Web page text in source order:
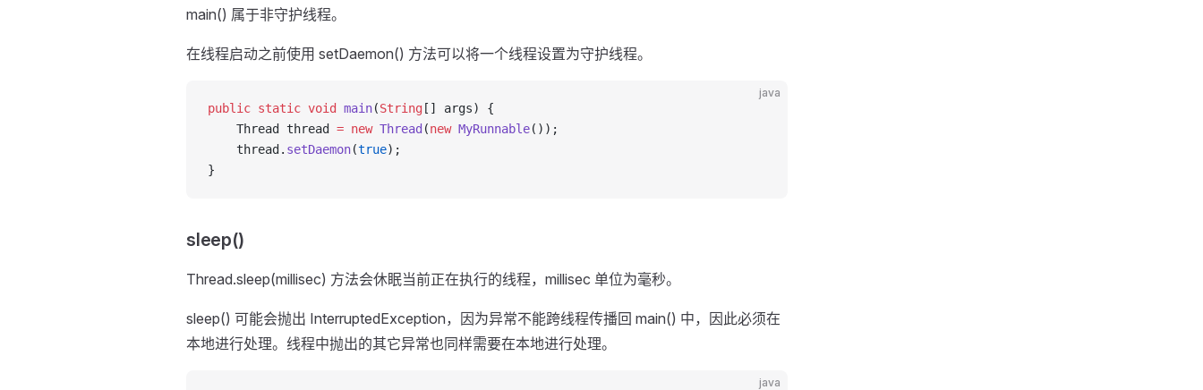
main() 属于非守护线程。
在线程启动之前使用 setDaemon() 方法可以将一个线程设置为守护线程。
java
public static void main(String [] args) {
    Thread thread
= new Thread (new MyRunnable());
    thread.
setDaemon(true);
}
sleep()
Thread.sleep(millisec) 方法会休眠当前正在执行的线程，millisec 单位为毫秒。
sleep() 可能会抛出 InterruptedException，因为异常不能跨线程传播回 main() 中，因此必须在
本地进行处理。线程中抛出的其它异常也同样需要在本地进行处理。
java